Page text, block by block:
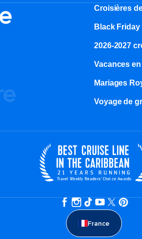
Croisières
Black
2026-2027
Vacances
Mariages
Voyage de
France